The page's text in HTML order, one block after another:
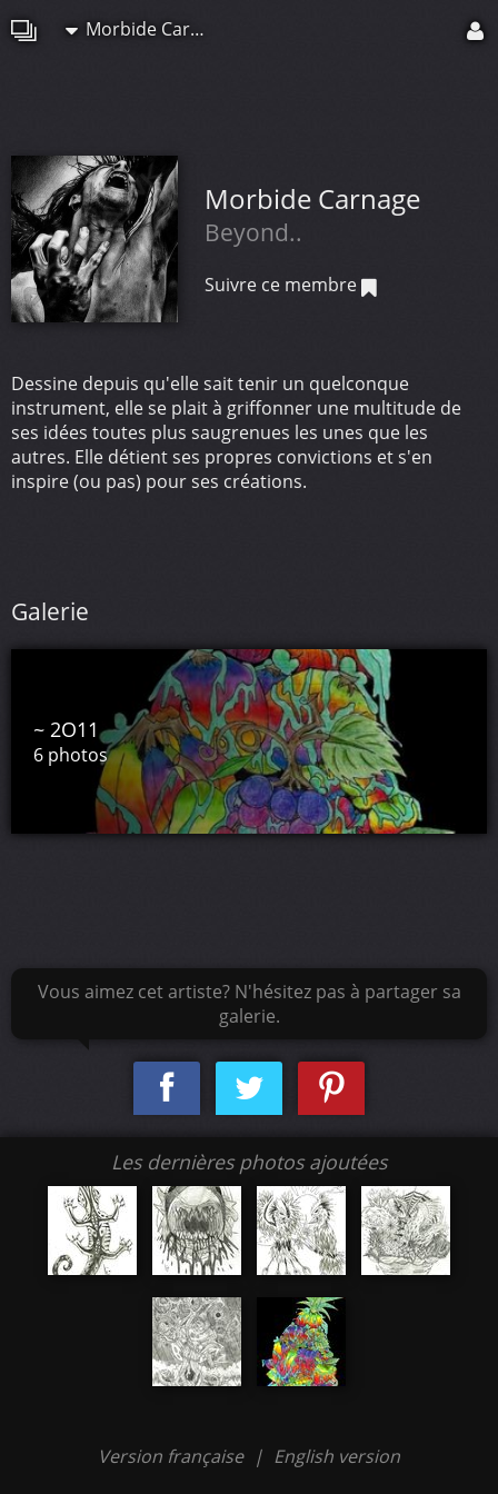
Morbide Carnage
Morbide Carnage
Beyond..
Suivre ce membre
Dessine depuis qu'elle sait tenir un quelconque
instrument, elle se plait à griffonner une multitude de
ses idées toutes plus saugrenues les unes que les
autres. Elle détient ses propres convictions et s'en
inspire (ou pas) pour ses créations.
Galerie
~ 2O11
6 photos
Vous aimez cet artiste? N'hésitez pas à partager sa
galerie.
Les dernières photos ajoutées
Version française | English version